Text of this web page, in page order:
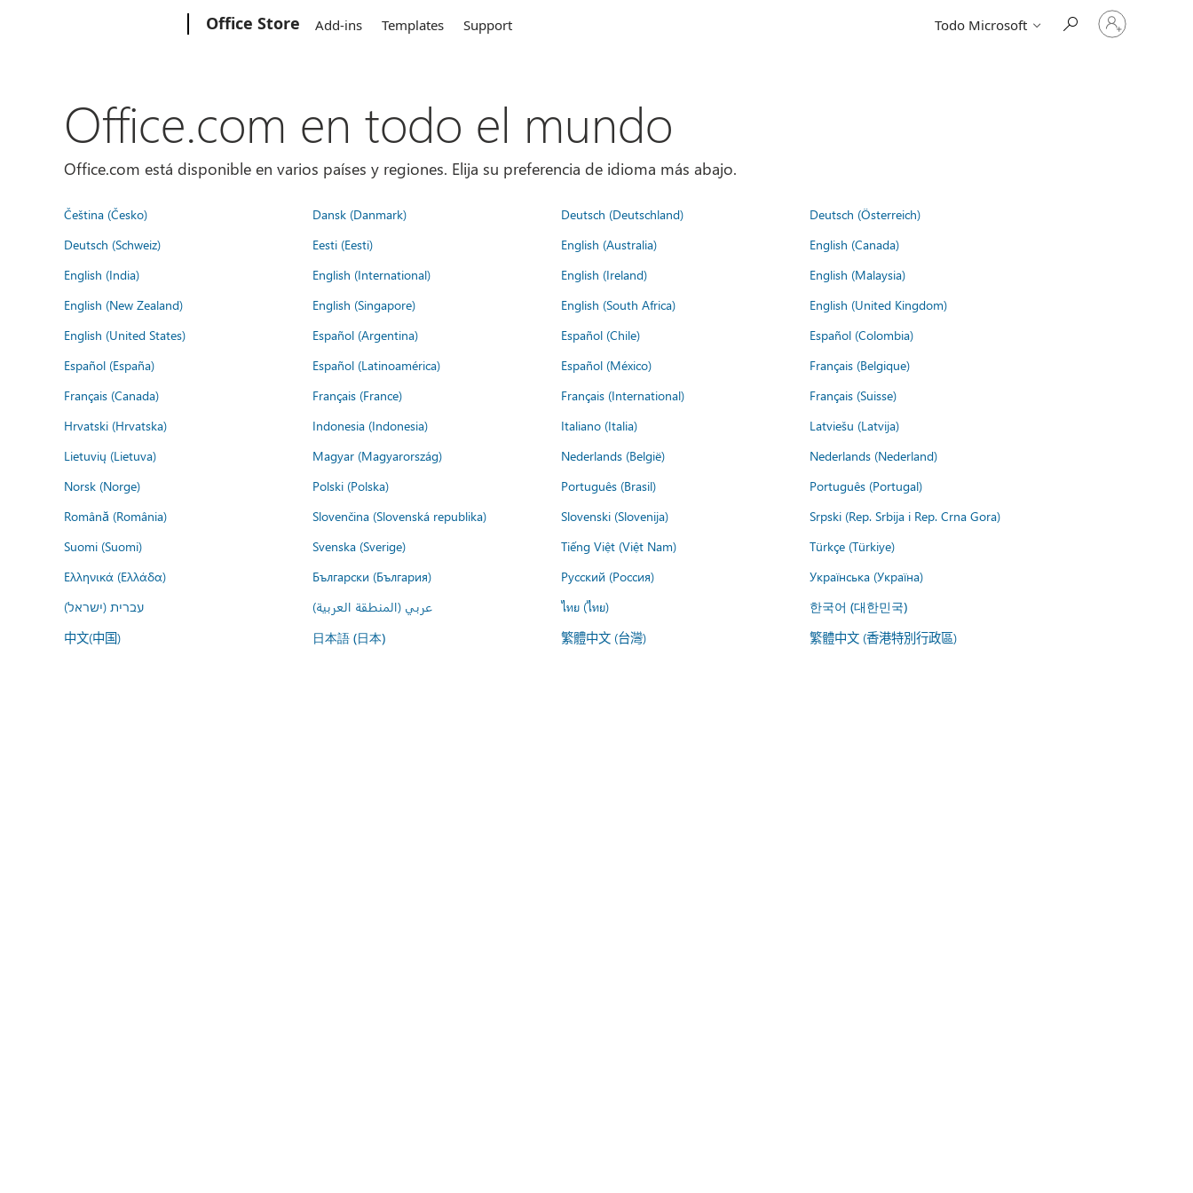
Office Store Add-ins Templates Support Todo Microsoft
Iniciar
sesión
Office.com en todo el mundo
Office.com está disponible en varios países y regiones. Elija su preferencia de idioma más abajo.
Čeština (Česko) Dansk (Danmark) Deutsch (Deutschland)
Deutsch (Österreich)
Deutsch (Schweiz)
Eesti (Eesti) English (Australia)
English (Canada)
English (India)
English (International) English (Ireland)
English (Malaysia)
English (New Zealand)
English (Singapore) English (South Africa)
English (United Kingdom)
English (United States)
Español (Argentina) Español (Chile)
Español (Colombia)
Español (España)
Español (Latinoamérica) Español (México)
Français (Belgique)
Français (Canada)
Français (France) Français (International)
Français (Suisse)
Hrvatski (Hrvatska)
Indonesia (Indonesia) Italiano (Italia)
Latviešu (Latvija)
Lietuvių (Lietuva)
Magyar (Magyarország) Nederlands (België)
Nederlands (Nederland)
Norsk (Norge)
Polski (Polska) Português (Brasil)
Português (Portugal)
Română (România)
Slovenčina (Slovenská republika) Slovenski (Slovenija)
Srpski (Rep. Srbija i Rep. Crna Gora)
Suomi (Suomi)
Svenska (Sverige) Tiếng Việt (Việt Nam)
Türkçe (Türkiye)
Ελληνικά (Ελλάδα)
Български (България) Русский (Россия)
Українська (Україна)
עברית (ישראל)
عربي (المنطقة العربية) ไทย (ไทย) 한국어 (대한민국)
中文(中国) 日本語 (日本) 繁體中文 (台灣) 繁體中文 (香港特別行政區)